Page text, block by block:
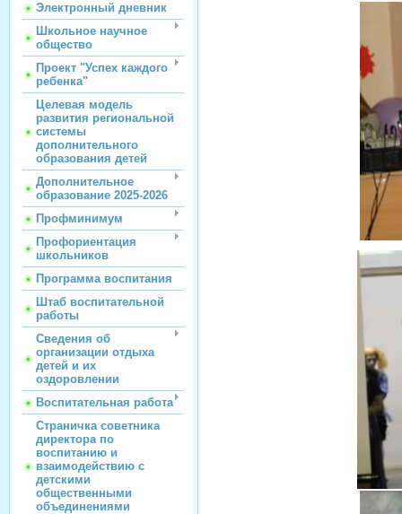
Электронный дневник
Школьное научное
общество
Проект "Успех каждого
ребенка"
Целевая модель
развития региональной
системы
дополнительного
образования детей
Дополнительное
образование 2025-2026
Профминимум
Профориентация
школьников
Программа воспитания
Штаб воспитательной
работы
Сведения об
организации отдыха
детей и их
оздоровлении
Воспитательная работа
Страничка советника
директора по
воспитанию и
взаимодействию с
детскими
общественными
объединениями